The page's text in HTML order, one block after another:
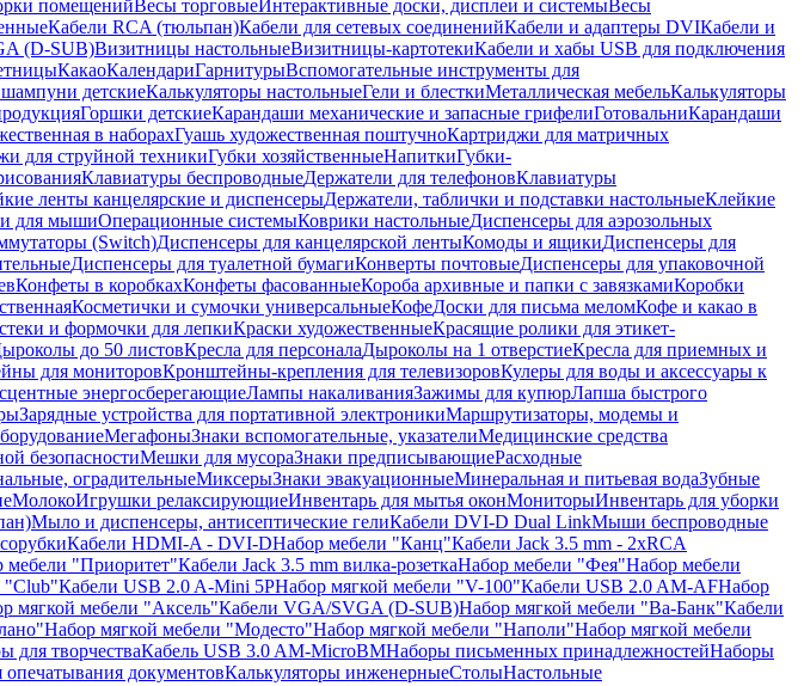
помещенийВесы торговыеИнтерактивные доски, дисплеи и системыВесы
Кабели RCA (тюльпан)Кабели для сетевых соединенийКабели и адаптеры DVIКабели и
(D-SUB)Визитницы настольныеВизитницы-картотекиКабели и хабы USB для подключения
КакаоКалендариГарнитурыВспомогательные инструменты для
детскиеКалькуляторы настольныеГели и блесткиМеталлическая мебельКалькуляторы
Горшки детскиеКарандаши механические и запасные грифелиГотовальниКарандаши
в наборахГуашь художественная поштучноКартриджи для матричных
для струйной техникиГубки хозяйственныеНапиткиГубки-
Клавиатуры беспроводныеДержатели для телефоновКлавиатуры
ленты канцелярские и диспенсерыДержатели, таблички и подставки настольныеКлейкие
для мышиОперационные системыКоврики настольныеДиспенсеры для аэрозольных
(Switch)Диспенсеры для канцелярской лентыКомоды и ящикиДиспенсеры для
Диспенсеры для туалетной бумагиКонверты почтовыеДиспенсеры для упаковочной
Конфеты в коробкахКонфеты фасованныеКороба архивные и папки с завязкамиКоробки
Косметички и сумочки универсальныеКофеДоски для письма меломКофе и какао в
и формочки для лепкиКраски художественныеКрасящие ролики для этикет-
до 50 листовКресла для персоналаДыроколы на 1 отверстиеКресла для приемных и
для мониторовКронштейны-крепления для телевизоровКулеры для воды и аксессуары к
энергосберегающиеЛампы накаливанияЗажимы для купюрЛапша быстрого
Зарядные устройства для портативной электроникиМаршрутизаторы, модемы и
МегафоныЗнаки вспомогательные, указателиМедицинские средства
безопасностиМешки для мусораЗнаки предписывающиеРасходные
оградительныеМиксерыЗнаки эвакуационныеМинеральная и питьевая водаЗубные
МолокоИгрушки релаксирующиеИнвентарь для мытья оконМониторыИнвентарь для уборки
Мыло и диспенсеры, антисептические гелиКабели DVI-D Dual LinkМыши беспроводные
Кабели HDMI-A - DVI-DНабор мебели "Канц"Кабели Jack 3.5 mm - 2xRCA
мебели "Приоритет"Кабели Jack 3.5 mm вилка-розеткаНабор мебели "Фея"Набор мебели
"Club"Кабели USB 2.0 A-Mini 5PНабор мягкой мебели "V-100"Кабели USB 2.0 AM-AFНабор
мягкой мебели "Аксель"Кабели VGA/SVGA (D-SUB)Набор мягкой мебели "Ва-Банк"Кабели
Набор мягкой мебели "Модесто"Набор мягкой мебели "Наполи"Набор мягкой мебели
для творчестваКабель USB 3.0 AM-MicroBMНаборы письменных принадлежностейНаборы
документовКалькуляторы инженерныеСтолыНастольные